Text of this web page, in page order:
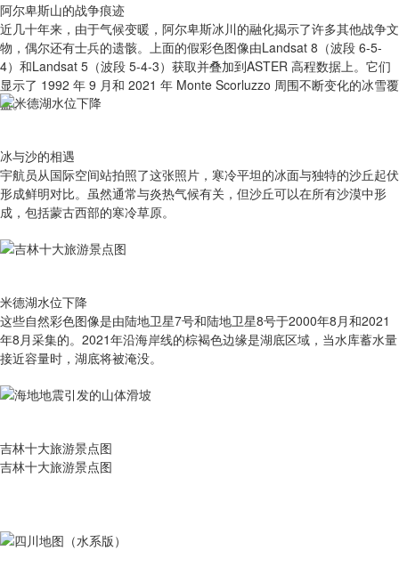
阿尔卑斯山的战争痕迹
近几十年来，由于气候变暖，阿尔卑斯冰川的融化揭示了许多其他战争文
物，偶尔还有士兵的遗骸。上面的假彩色图像由Landsat 8（波段 6-5-
4）和Landsat 5（波段 5-4-3）获取并叠加到ASTER 高程数据上。它们
显示了 1992 年 9 月和 2021 年 Monte Scorluzzo 周围不断变化的冰雪覆
盖。
冰与沙的相遇
宇航员从国际空间站拍照了这张照片，寒冷平坦的冰面与独特的沙丘起伏
形成鲜明对比。虽然通常与炎热气候有关，但沙丘可以在所有沙漠中形
成，包括蒙古西部的寒冷草原。
米德湖水位下降
这些自然彩色图像是由陆地卫星7号和陆地卫星8号于2000年8月和2021
年8月采集的。2021年沿海岸线的棕褐色边缘是湖底区域，当水库蓄水量
接近容量时，湖底将被淹没。
吉林十大旅游景点图
吉林十大旅游景点图